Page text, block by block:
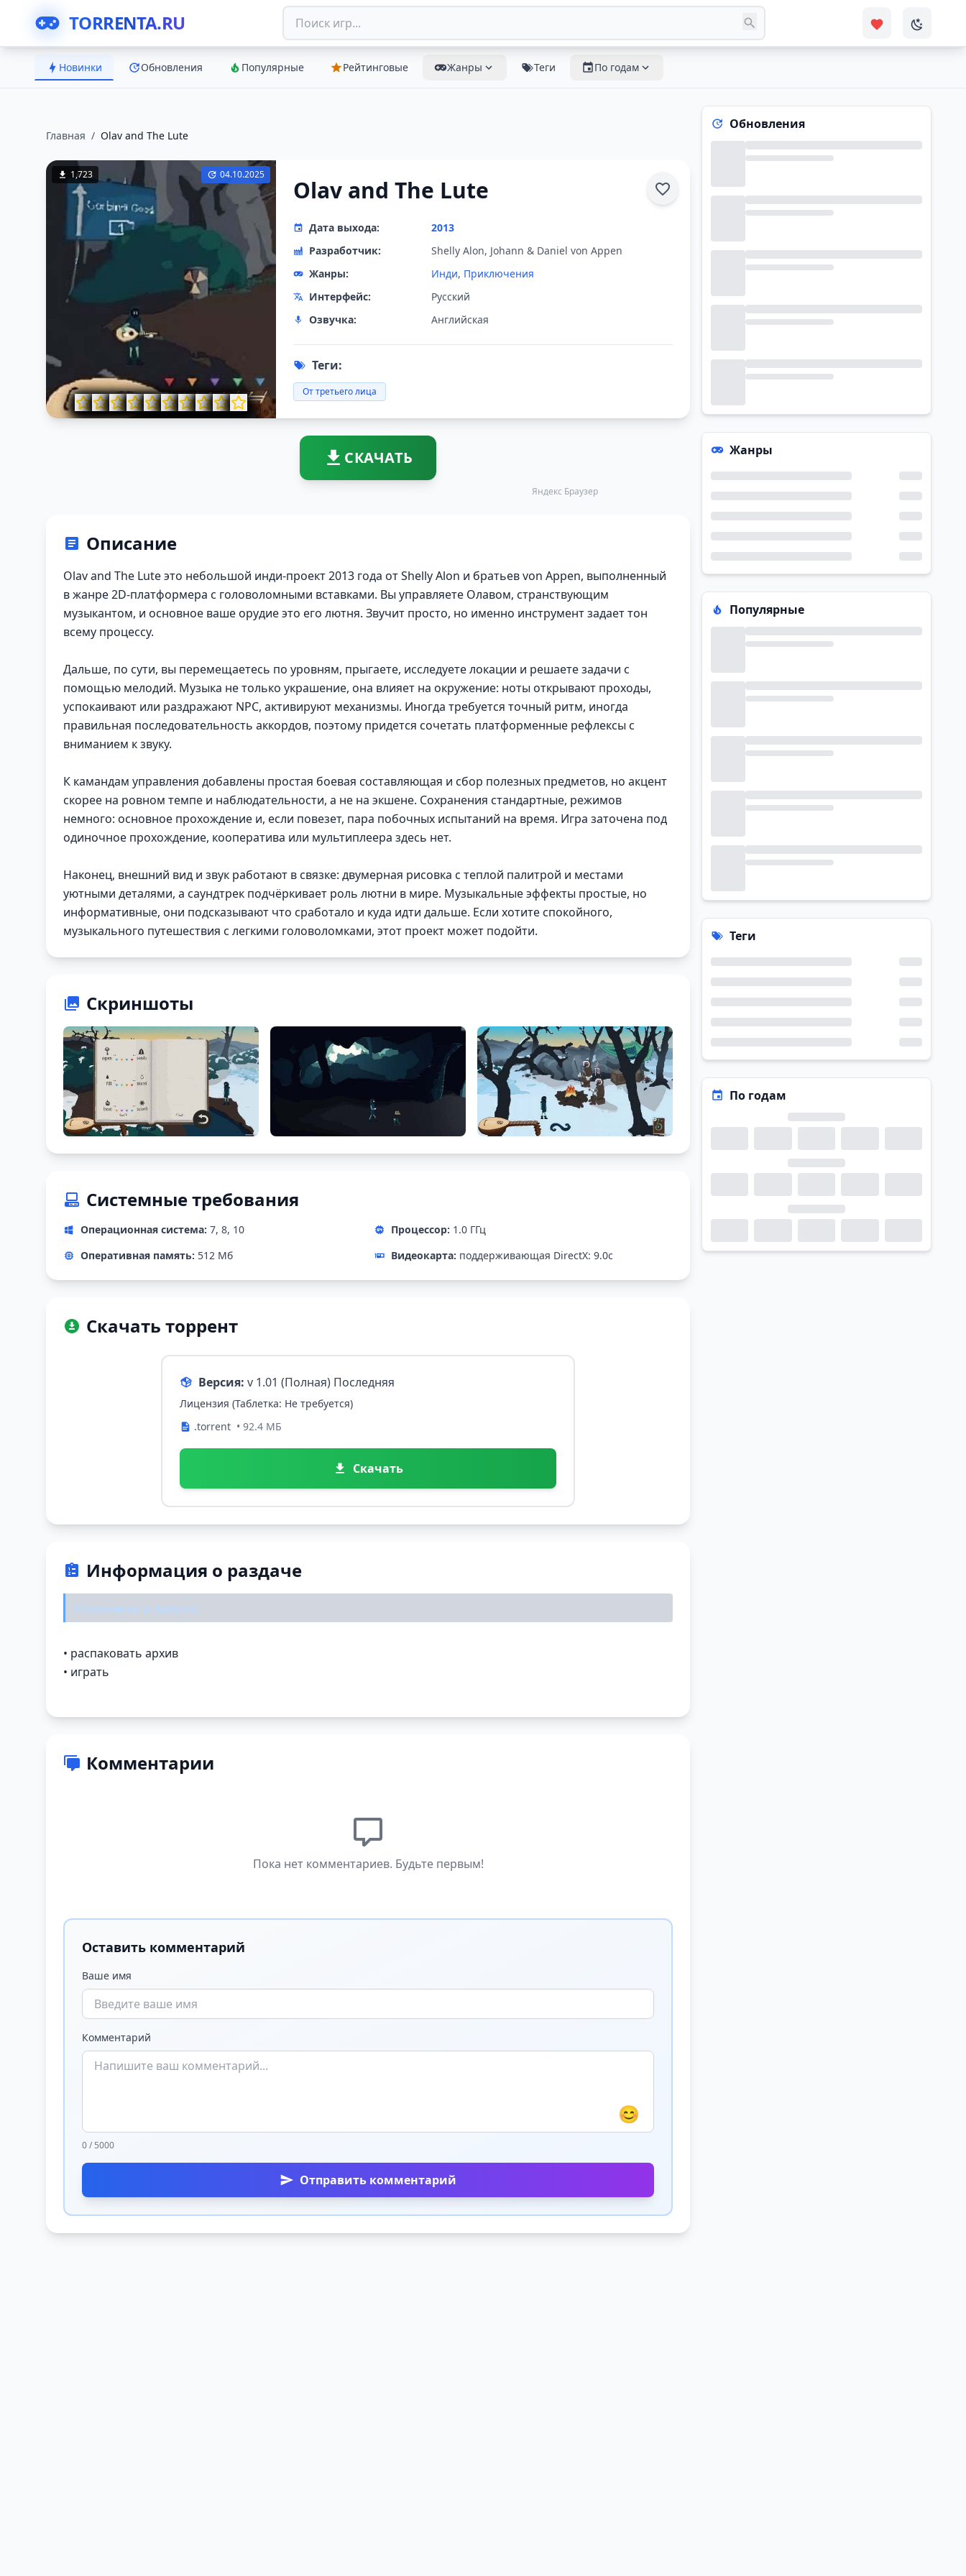
TORRENTA.RU
Новинки Обновления Популярные Рейтинговые Жанры Теги По годам
Главная / Olav and The Lute
1,723 04.10.2025
Olav and The Lute
Дата выхода:
2013
Разработчик:
Shelly Alon, Johann & Daniel von Appen
Жанры:
Инди, Приключения
Интерфейс:
Русский
Озвучка:
Английская
Теги:
От третьего лица
СКАЧАТЬ
Яндекс Браузер
Описание
Olav and The Lute это небольшой инди-проект 2013 года от Shelly Alon и братьев von Appen, выполненный
в жанре 2D-платформера с головоломными вставками. Вы управляете Олавом, странствующим
музыкантом, и основное ваше орудие это его лютня. Звучит просто, но именно инструмент задает тон
всему процессу.
Дальше, по сути, вы перемещаетесь по уровням, прыгаете, исследуете локации и решаете задачи с
помощью мелодий. Музыка не только украшение, она влияет на окружение: ноты открывают проходы,
успокаивают или раздражают NPC, активируют механизмы. Иногда требуется точный ритм, иногда
правильная последовательность аккордов, поэтому придется сочетать платформенные рефлексы с
вниманием к звуку.
К камандам управления добавлены простая боевая составляющая и сбор полезных предметов, но акцент
скорее на ровном темпе и наблюдательности, а не на экшене. Сохранения стандартные, режимов
немного: основное прохождение и, если повезет, пара побочных испытаний на время. Игра заточена под
одиночное прохождение, кооператива или мультиплеера здесь нет.
Наконец, внешний вид и звук работают в связке: двумерная рисовка с теплой палитрой и местами
уютными деталями, а саундтрек подчёркивает роль лютни в мире. Музыкальные эффекты простые, но
информативные, они подсказывают что сработало и куда идти дальше. Если хотите спокойного,
музыкального путешествия с легкими головоломками, этот проект может подойти.
Скриншоты
Системные требования
Операционная система: 7, 8, 10 Процессор: 1.0 ГГц
Оперативная память: 512 Мб Видеокарта: поддерживающая DirectX: 9.0с
Скачать торрент
Версия: v 1.01 (Полная) Последняя
Лицензия (Таблетка: Не требуется)
.torrent • 92.4 МБ
Скачать
Информация о раздаче
Установка и запуск:
• распаковать архив
• играть
Комментарии
Пока нет комментариев. Будьте первым!
Оставить комментарий
Ваше имя
Комментарий
😊
0 / 5000
Отправить комментарий
Обновления
Жанры
Популярные
Теги
По годам